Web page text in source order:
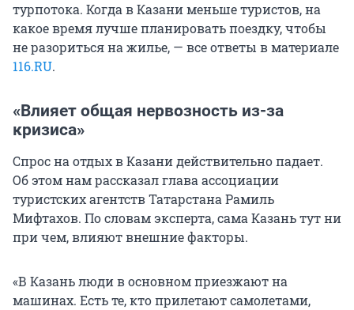
турпотока. Когда в Казани меньше туристов, на
какое время лучше планировать поездку, чтобы
не разориться на жилье, — все ответы в материале
116.RU.
«Влияет общая нервозность из-за
кризиса»
Спрос на отдых в Казани действительно падает.
Об этом нам рассказал глава ассоциации
туристских агентств Татарстана Рамиль
Мифтахов. По словам эксперта, сама Казань тут ни
при чем, влияют внешние факторы.
«В Казань люди в основном приезжают на
машинах. Есть те, кто прилетают самолетами,